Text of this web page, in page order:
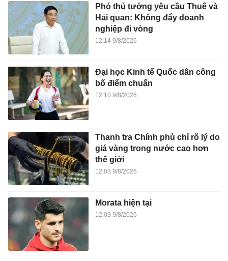
Phó thủ tướng yêu cầu Thuế và
Hải quan: Không đẩy doanh
nghiệp đi vòng
12:14 9/8/2026
Đại học Kinh tế Quốc dân công
bố điểm chuẩn
12:10 9/8/2026
Thanh tra Chính phủ chỉ rõ lý do
giá vàng trong nước cao hơn
thế giới
12:03 9/8/2026
Morata hiện tại
12:03 9/8/2026